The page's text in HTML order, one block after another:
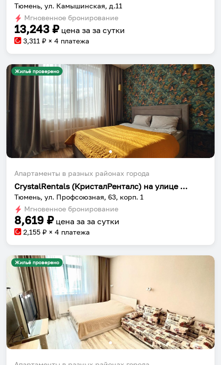
Тюмень, ул. Камышинская, д.11
Мгновенное бронирование
13,243 ₽ цена за за сутки
3,311 ₽ × 4 платежа
Жильё проверено
Апартаменты в разных районах города
CrystalRentals (КристалРенталс) на улице Профсоюзная
Тюмень, ул. Профсоюзная, 63, корп. 1
Мгновенное бронирование
8,619 ₽ цена за за сутки
2,155 ₽ × 4 платежа
Жильё проверено